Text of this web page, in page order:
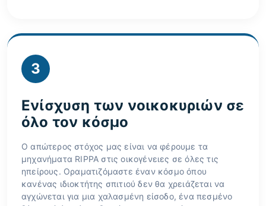
3
Ενίσχυση των νοικοκυριών σε
όλο τον κόσμο
Ο απώτερος στόχος μας είναι να φέρουμε τα
μηχανήματα RIPPA στις οικογένειες σε όλες τις
ηπείρους. Οραματιζόμαστε έναν κόσμο όπου
κανένας ιδιοκτήτης σπιτιού δεν θα χρειάζεται να
αγχώνεται για μια χαλασμένη είσοδο, ένα πεσμένο